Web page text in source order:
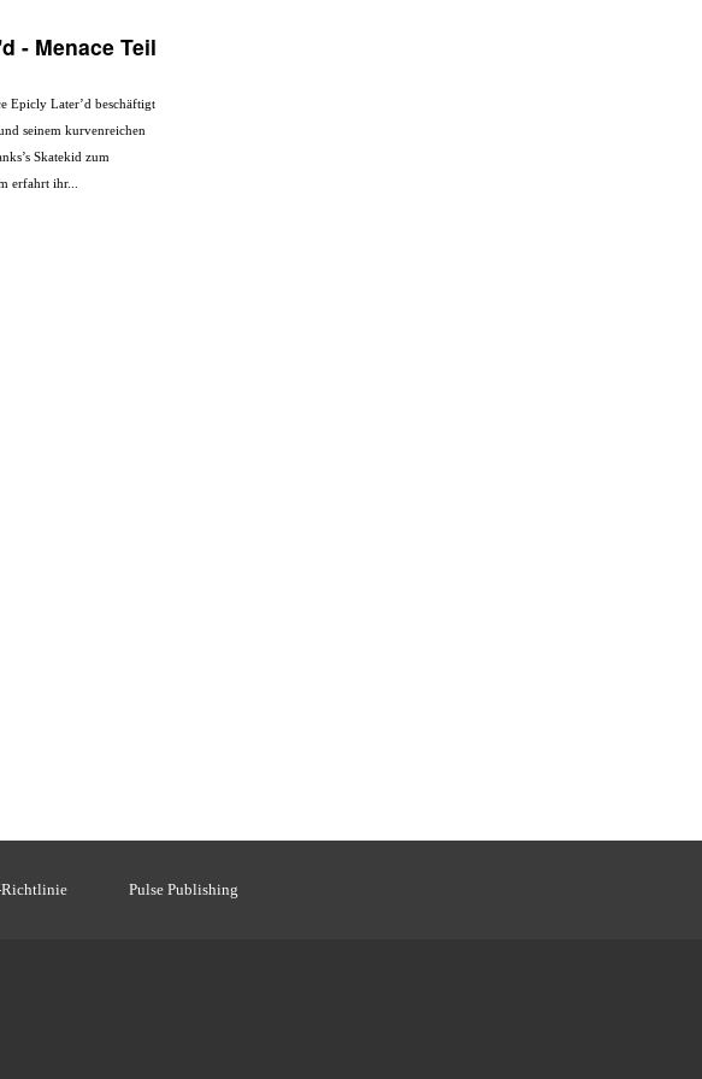
- Menace Teil
Epicly Later’d beschäftigt
seinem kurvenreichen
Skatekid zum
erfahrt ihr...
Richtlinie Pulse Publishing